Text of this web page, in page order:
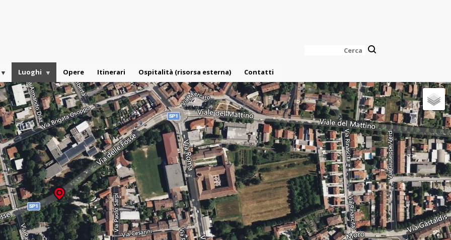
Luoghi Opere Itinerari Ospitalità (risorsa esterna) Contatti